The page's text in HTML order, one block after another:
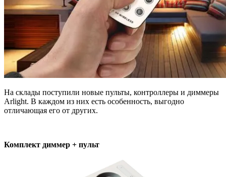
На склады поступили новые пульты, контроллеры и диммеры
Arlight. В каждом из них есть особенность, выгодно
отличающая его от других.
Комплект диммер + пульт